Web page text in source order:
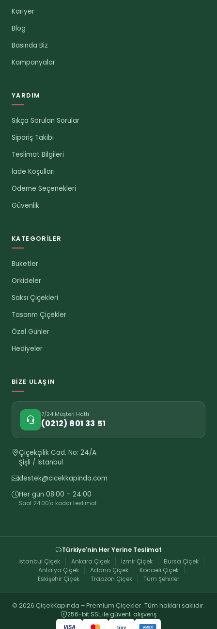
Kariyer
Blog
Basında Biz
Kampanyalar
YARDIM
Sıkça Sorulan Sorular
Sipariş Takibi
Teslimat Bilgileri
İade Koşulları
Ödeme Seçenekleri
Güvenlik
KATEGORILER
Buketler
Orkideler
Saksı Çiçekleri
Tasarım Çiçekler
Özel Günler
Hediyeler
BIZE ULAŞIN
7/24 Müşteri Hattı
(0212) 801 33 51
Çiçekçilik Cad. No: 24/A
Şişli / İstanbul
destek@cicekkapinda.com
Her gün 08:00 – 24:00
Saat 24:00'a kadar teslimat
Türkiye'nin Her Yerine Teslimat
İstanbul Çiçek
Ankara Çiçek İzmir Çiçek
Bursa Çiçek
Antalya Çiçek
Adana Çiçek
Kocaeli Çiçek
Eskişehir Çiçek
Trabzon Çiçek Tüm Şehirler
© 2026 ÇiçekKapında – Premium Çiçekler. Tüm hakları saklıdır.
256-bit SSL ile güvenli alışveriş
VISA troy AMEX